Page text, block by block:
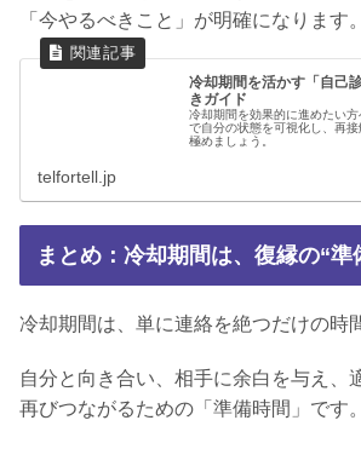
「今やるべきこと」が明確になります。
冷却期間を活かす「自己
きガイド
冷却期間を効果的に進めたい
で自分の状態を可視化し、再
極めましょう。
telfortell.jp
まとめ：冷却期間は、復縁の“準
冷却期間は、単に連絡を絶つだけの時
自分と向き合い、相手に余白を与え、
再びつながるための「準備時間」です。